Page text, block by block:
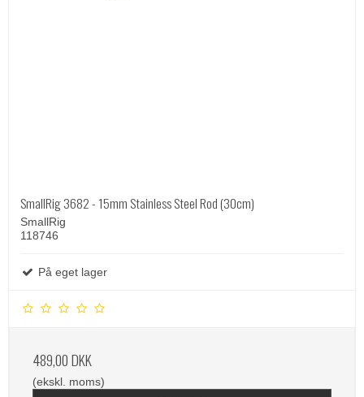
SmallRig 3682 - 15mm Stainless Steel Rod (30cm)
SmallRig
118746
På eget lager
489,00 DKK
(ekskl. moms)